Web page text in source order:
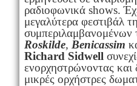
ραδιοφωνικά shows.
μεγαλύτερα φεστιβάλ
συμπεριλαμβανομένων
Roskilde, Benicassim
Richard Sidwell
ενορχηστρώνοντας και
μικρές ορχήστρες